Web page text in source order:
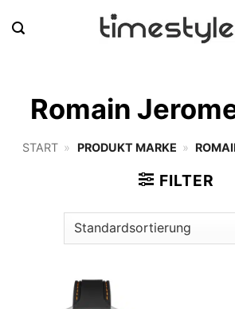
Inhalt
Romain
START » PRODUKT MARKE »
FILTER